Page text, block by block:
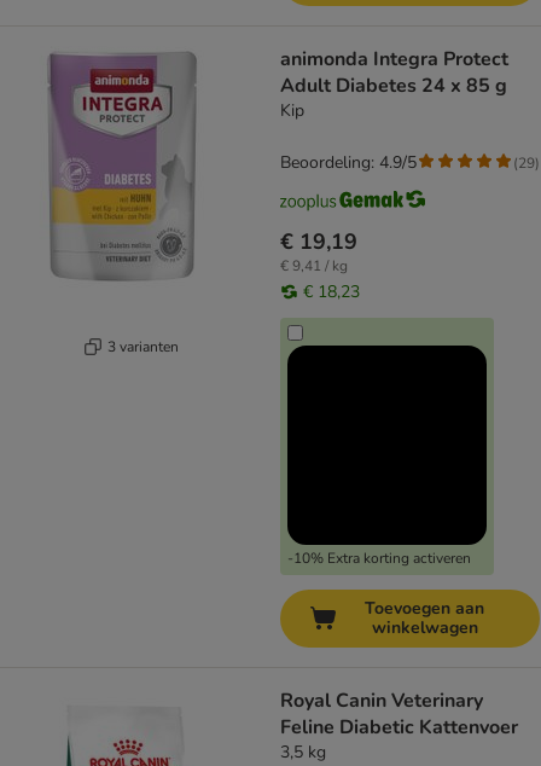
3 varianten
animonda Integra Protect
Adult Diabetes 24 x 85 g
Kip
€ 19,19
€ 9,41 / kg
€ 18,23
-10% Extra korting activeren
Beoordeling: 4.9/5 (29)
Toevoegen aan
winkelwagen
Royal Canin Veterinary
Feline Diabetic Kattenvoer
3,5 kg